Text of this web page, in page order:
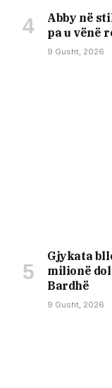
Abby në
pa u vënë
9 Gusht, 2026
Gjykata
milionë
Bardhë
9 Gusht, 2026